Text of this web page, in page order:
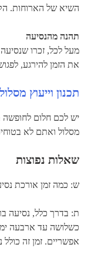
השיא של הארוחות.
תהנה מהנסיעה
מעל לכל, זכרו
את הזמן להירגע,
תכנון וייעוץ
יש לכם חלום לחופשה
מסלול ואתם לא
שאלות נפוצות
ש: כמה זמן אורכת
ת: בדרך כלל, נסיעה
כשלושה עד ארבעה
אפשריים. זמן זה כולל